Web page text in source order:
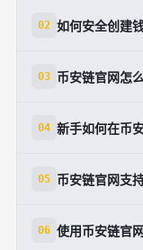
02 如何安全创建
助记词。添
56，浏览器
认合约审计
03 币安链官网怎
址或TxID，
ERC20/
未确认交易
04 新手如何在币
官网推荐）
0.25 BNB，
05 币安链官网支
06 使用币安链官